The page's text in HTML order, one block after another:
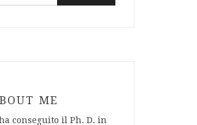
ME
conseguito il Ph. D. in